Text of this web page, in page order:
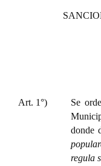
Datos Históricos
Audiencias Públicas
Periodistas Decanos
Ciudadano Ilustre -
Banca del Vecino -
Art. 1°) Se
donde
regula